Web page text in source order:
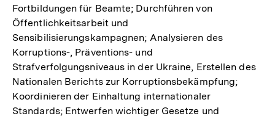
Fortbildungen für Beamte; Durchführen von
Öffentlichkeitsarbeit und
Sensibilisierungskampagnen; Analysieren des
Korruptions-, Präventions- und
Strafverfolgungsniveaus in der Ukraine, Erstellen des
Nationalen Berichts zur Korruptionsbekämpfung;
Koordinieren der Einhaltung internationaler
Standards; Entwerfen wichtiger Gesetze und